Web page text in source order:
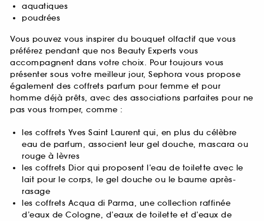
aquatiques
poudrées
Vous pouvez vous inspirer du bouquet olfactif que vous
préférez pendant que nos Beauty Experts vous
accompagnent dans votre choix. Pour toujours vous
présenter sous votre meilleur jour, Sephora vous propose
également des coffrets parfum pour femme et pour
homme déjà prêts, avec des associations parfaites pour ne
pas vous tromper, comme :
les coffrets Yves Saint Laurent qui, en plus du célèbre
eau de parfum, associent leur gel douche, mascara ou
rouge à lèvres
les coffrets Dior qui proposent l’eau de toilette avec le
lait pour le corps, le gel douche ou le baume après-
rasage
les coffrets Acqua di Parma, une collection raffinée
d’eaux de Cologne, d’eaux de toilette et d’eaux de